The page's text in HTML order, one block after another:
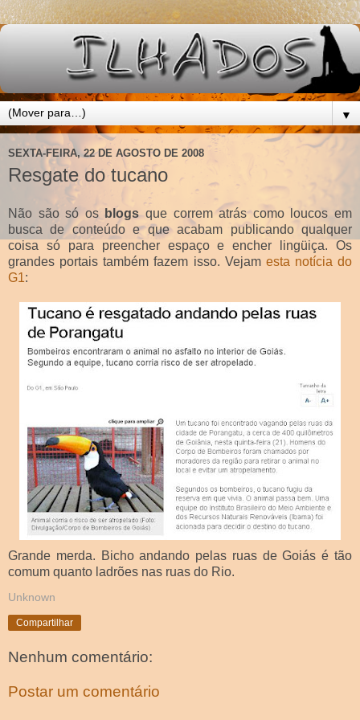
▼
SEXTA-FEIRA, 22 DE AGOSTO DE 2008
Resgate do tucano
Não são só osblogsque correm atrás como loucos em
busca de conteúdo e que acabam publicando qualquer
coisa só para preencher espaço e encher lingüiça. Os
grandes portais também fazem isso. Vejam esta notícia do
G1:
Grande merda. Bicho andando pelas ruas de Goiás é tão
comum quanto ladrões nas ruas do Rio.
Unknown
Compartilhar
Nenhum comentário:
Postar um comentário